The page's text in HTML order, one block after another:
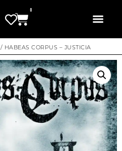
0
/ HABEAS CORPUS – JUSTICIA